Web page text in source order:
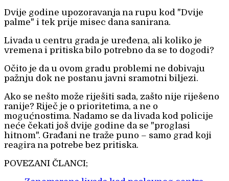
Dvije godine upozoravanja na rupu kod "Dvije
palme" i tek prije misec dana sanirana.
Livada u centru grada je uređena, ali koliko je
vremena i pritiska bilo potrebno da se to dogodi?
Očito je da u ovom gradu problemi ne dobivaju
pažnju dok ne postanu javni sramotni biljezi.
Ako se nešto može riješiti sada, zašto nije riješeno
ranije? Riječ je o prioritetima, a ne o
mogućnostima. Nadamo se da livada kod policije
neće čekati još dvije godine da se "proglasi
hitnom". Građani ne traže puno – samo grad koji
reagira na potrebe bez pritiska.
POVEZANI ČLANCI;